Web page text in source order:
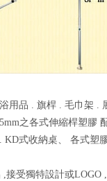
用品 . 旗桿 . 毛巾架
之各式伸縮桿塑
KD式收納桌、 各式
受獨特設計或